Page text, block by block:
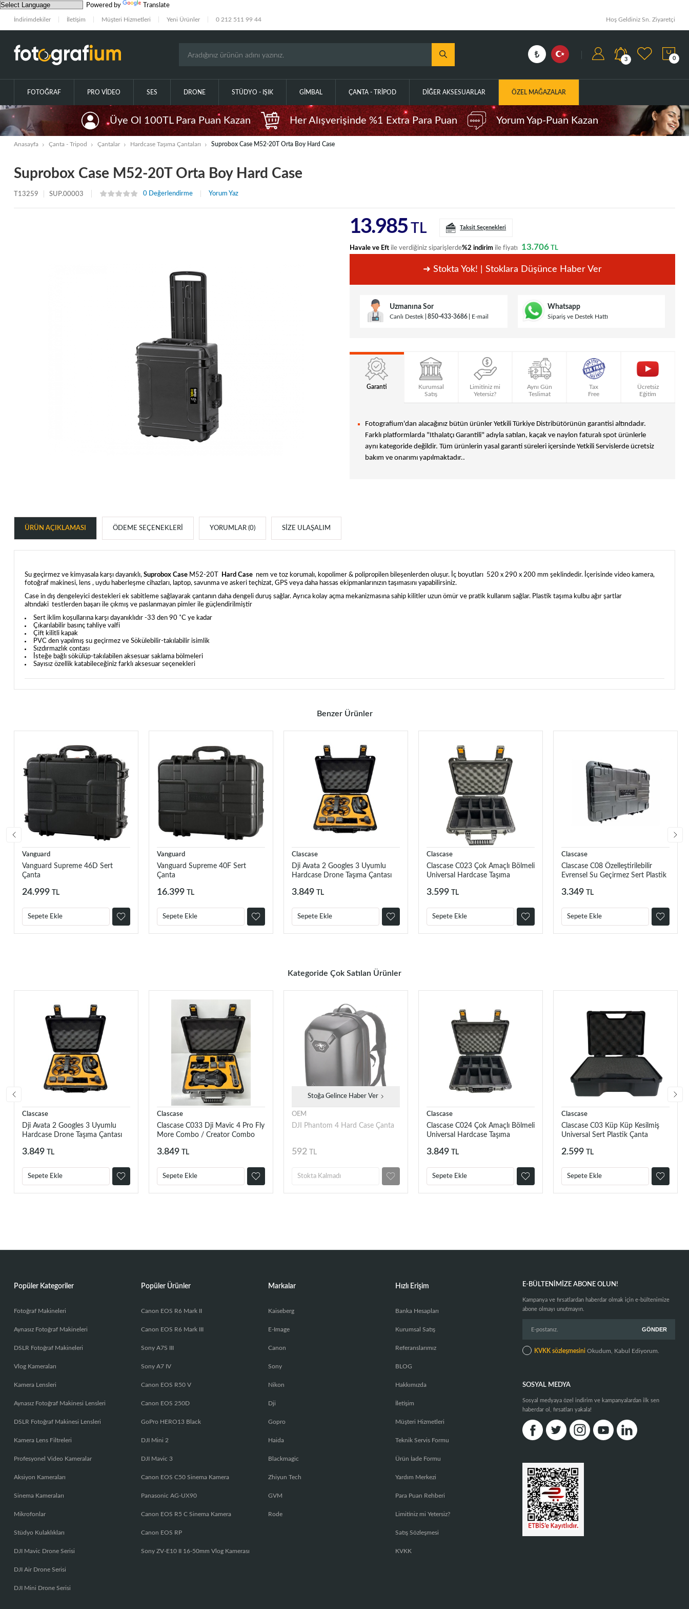
Powered by Translate
İndirimdekiler İletişim Müşteri Hizmetleri Yeni Ürünler 0 212 511 99 44 Hoş Geldiniz Sn. Ziyaretçi
3 0
FOTOĞRAF PRO VIDEO SES DRONE STÜDYO - IŞIK GIMBAL ÇANTA - TRIPOD DIĞER AKSESUARLAR ÖZEL MAĞAZALAR
Üye Ol 100TL Para Puan Kazan Her Alışverişinde %1 Extra Para Puan Yorum Yap-Puan Kazan
Anasayfa Çanta - Tripod Çantalar Hardcase Taşıma Çantaları Suprobox Case M52-20T Orta Boy Hard Case
Suprobox Case M52-20T Orta Boy Hard Case
T13259 SUP.00003 0 Değerlendirme Yorum Yaz
13.985 TL Taksit Seçenekleri
Havale ve Eft ile verdiğiniz siparişlerde%2 indirim ile fiyatı 13.706 TL
➜ Stokta Yok! | Stoklara Düşünce Haber Ver
Uzmanına Sor
Canlı Destek 850-433-3686 E-mail
Whatsapp
Sipariş ve Destek Hattı
Garanti
Kurumsal
Satış
Limitiniz mi
Yetersiz?
Aynı Gün
Teslimat
Tax
Free
Ücretsiz
Eğitim
Fotografium'dan alacağınız bütün ürünler Yetkili Türkiye Distribütörünün garantisi altındadır.
Farklı platformlarda "Ithalatçı Garantili" adıyla satılan, kaçak ve naylon faturalı spot ürünlerle
aynı kategoride değildir. Tüm ürünlerin yasal garanti süreleri içersinde Yetkili Servislerde ücretsiz
bakım ve onarımı yapılmaktadır..
ÜRÜN AÇIKLAMASI ÖDEME SEÇENEKLERI YORUMLAR (0) SIZE ULAŞALIM
Su geçirmez ve kimyasala karşı dayanıklı, Suprobox Case M52-20T Hard Case nem ve toz korumalı, kopolimer & polipropilen bileşenlerden oluşur. İç boyutları 520 x 290 x 200 mm şeklindedir. İçerisinde video kamera,
fotoğraf makinesi, lens , uydu haberleşme cihazları, laptop, savunma ve askeri teçhizat, GPS veya daha hassas ekipmanlarınızın taşımasını yapabilirsiniz.
Case in dış dengeleyici destekleri ek sabitleme sağlayarak çantanın daha dengeli duruş sağlar. Ayrıca kolay açma mekanizmasına sahip kilitler uzun ömür ve pratik kullanım sağlar. Plastik taşıma kulbu ağır şartlar
altındaki testlerden başarı ile çıkmış ve paslanmayan pimler ile güçlendirilmiştir
Sert iklim koşullarına karşı dayanıklıdır -33 den 90 ˚C ye kadar
Çıkarılabilir basınç tahliye valfi
Çift kilitli kapak
PVC den yapılmış su geçirmez ve Sökülebilir-takılabilir isimlik
Sızdırmazlık contası
İsteğe bağlı sökülüp-takılabilen aksesuar saklama bölmeleri
Sayısız özellik katabileceğiniz farklı aksesuar seçenekleri
Benzer Ürünler
Vanguard
Vanguard Supreme 46D Sert
Çanta
24.999 TL
Sepete Ekle
Vanguard
Vanguard Supreme 40F Sert
Çanta
16.399 TL
Sepete Ekle
Clascase
Dji Avata 2 Googles 3 Uyumlu
Hardcase Drone Taşıma Çantası
3.849 TL
Sepete Ekle
Clascase
Clascase C023 Çok Amaçlı Bölmeli
Universal Hardcase Taşıma
3.599 TL
Sepete Ekle
Clascase
Clascase C08 Özelleştirilebilir
Evrensel Su Geçirmez Sert Plastik
3.349 TL
Sepete Ekle
Kategoride Çok Satılan Ürünler
Clascase
Dji Avata 2 Googles 3 Uyumlu
Hardcase Drone Taşıma Çantası
3.849 TL
Sepete Ekle
Clascase
Clascase C033 Dji Mavic 4 Pro Fly
More Combo / Creator Combo
3.849 TL
Sepete Ekle
Stoğa Gelince Haber Ver
OEM
DJI Phantom 4 Hard Case Çanta
592 TL
Stokta Kalmadı
Clascase
Clascase C024 Çok Amaçlı Bölmeli
Universal Hardcase Taşıma
3.849 TL
Sepete Ekle
Clascase
Clascase C03 Küp Küp Kesilmiş
Universal Sert Plastik Çanta
2.599 TL
Sepete Ekle
Popüler Kategoriler
Fotoğraf Makineleri
Aynasız Fotoğraf Makineleri
DSLR Fotoğraf Makineleri
Vlog Kameraları
Kamera Lensleri
Aynasız Fotoğraf Makinesi Lensleri
DSLR Fotoğraf Makinesi Lensleri
Kamera Lens Filtreleri
Profesyonel Video Kameralar
Aksiyon Kameraları
Sinema Kameraları
Mikrofonlar
Stüdyo Kulaklıkları
DJI Mavic Drone Serisi
DJI Air Drone Serisi
DJI Mini Drone Serisi
Popüler Ürünler
Canon EOS R6 Mark II
Canon EOS R6 Mark III
Sony A7S III
Sony A7 IV
Canon EOS R50 V
Canon EOS 250D
GoPro HERO13 Black
DJI Mini 2
DJI Mavic 3
Canon EOS C50 Sinema Kamera
Panasonic AG-UX90
Canon EOS R5 C Sinema Kamera
Canon EOS RP
Sony ZV-E10 II 16-50mm Vlog Kamerası
Markalar
Kaiseberg
E-Image
Canon
Sony
Nikon
Dji
Gopro
Haida
Blackmagic
Zhiyun Tech
GVM
Rode
Hızlı Erişim
Banka Hesapları
Kurumsal Satış
Referanslarımız
BLOG
Hakkımızda
İletişim
Müşteri Hizmetleri
Teknik Servis Formu
Ürün İade Formu
Yardım Merkezi
Para Puan Rehberi
Limitiniz mi Yetersiz?
Satış Sözleşmesi
KVKK
E-BÜLTENIMIZE ABONE OLUN!
Kampanya ve fırsatlardan haberdar olmak için e-bültenimize
abone olmayı unutmayın.
KVKK sözleşmesini Okudum, Kabul Ediyorum.
SOSYAL MEDYA
Sosyal medyaya özel indirim ve kampanyalardan ilk sen
haberdar ol, fırsatları yakala!